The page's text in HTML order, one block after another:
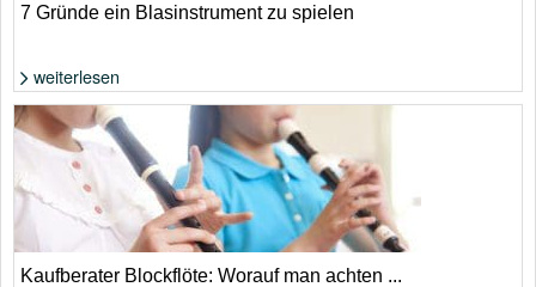
Foto: Shutterstock von furtseff
7 Gründe ein Blasinstrument zu spielen
weiterlesen
Kaufberater Blockflöte: Worauf man achten ...